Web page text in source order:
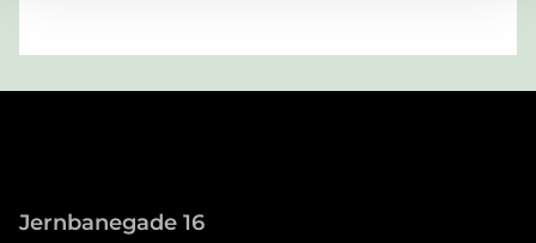
Jernbanegade 16